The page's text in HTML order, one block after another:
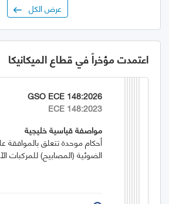
عرض الكل
اعتمدت مؤخراً في قطاع الميكانيكا
GSO ECE 148:2026
ECE 148:2023
مواصفة قياسية خليجية
أحكام موحدة تتعلق بالموافقة
الضوئية (المصابيح) للمركبات